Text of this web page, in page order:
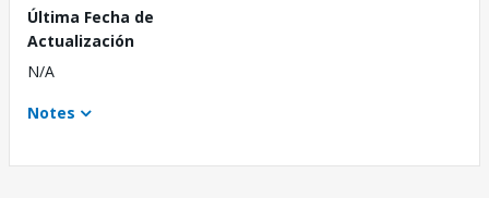
Última Fecha de
Actualización
N/A
Notes